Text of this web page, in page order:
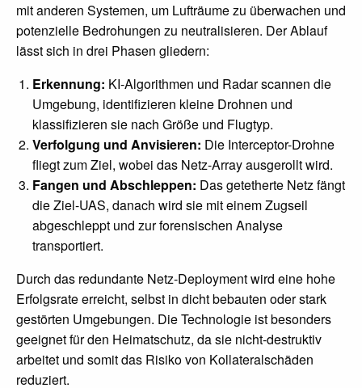
mit anderen Systemen, um Lufträume zu überwachen und
potenzielle Bedrohungen zu neutralisieren. Der Ablauf
lässt sich in drei Phasen gliedern:
Erkennung: KI-Algorithmen und Radar scannen die
Umgebung, identifizieren kleine Drohnen und
klassifizieren sie nach Größe und Flugtyp.
Verfolgung und Anvisieren: Die Interceptor-Drohne
fliegt zum Ziel, wobei das Netz-Array ausgerollt wird.
Fangen und Abschleppen: Das getetherte Netz fängt
die Ziel-UAS, danach wird sie mit einem Zugseil
abgeschleppt und zur forensischen Analyse
transportiert.
Durch das redundante Netz-Deployment wird eine hohe
Erfolgsrate erreicht, selbst in dicht bebauten oder stark
gestörten Umgebungen. Die Technologie ist besonders
geeignet für den Heimatschutz, da sie nicht-destruktiv
arbeitet und somit das Risiko von Kollateralschäden
reduziert.